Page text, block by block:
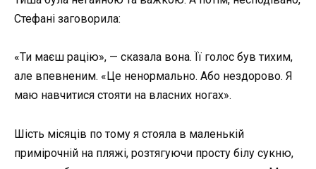
Стефані заговорила:
«Ти маєш рацію», — сказала вона. Її голос був тихим,
але впевненим. «Це ненормально. Або нездорово. Я
маю навчитися стояти на власних ногах».
Шість місяців по тому я стояла в маленькій
примірочній на пляжі, розтягуючи просту білу сукню,